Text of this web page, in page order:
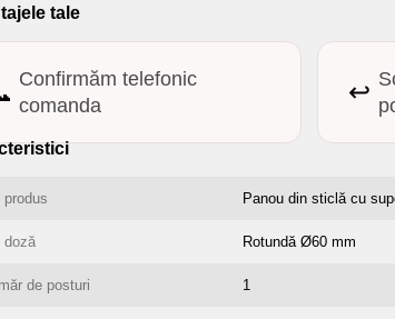
tale
Confirmăm telefonic
comanda
↩️
produs Panou din sticlă cu
doză Rotundă Ø60 mm
de posturi 1